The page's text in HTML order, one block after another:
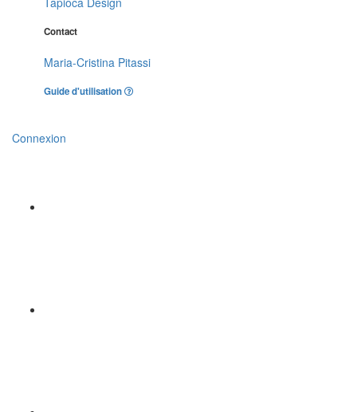
Contact
Maria-Cristina Pitassi
Guide d'utilisation
Connexion